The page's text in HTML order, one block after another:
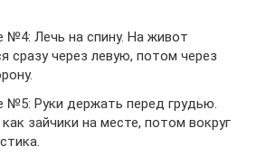
№4: Лечь на спину. На живот
сразу через левую, потом через
№5: Руки держать перед грудью.
зайчики на месте, потом вокруг